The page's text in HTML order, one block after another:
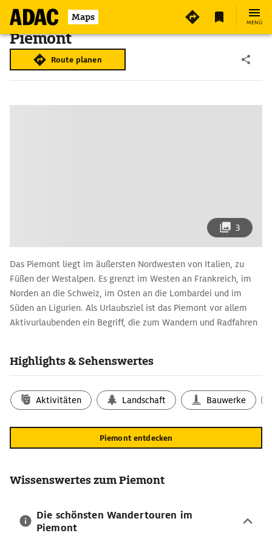
Maps MENÜ
Piemont
Route planen
3
Das Piemont liegt im äußersten Nordwesten von Italien, zu
Füßen der Westalpen. Es grenzt im Westen an Frankreich, im
Norden an die Schweiz, im Osten an die Lombardei und im
Süden an Ligurien. Als Urlaubsziel ist das Piemont vor allem
Aktivurlaubenden ein Begriff, die zum Wandern und Radfahren
anspruchsvollen Bergtouren bis zu Spaziergängen durch die
Hauptstadt Turin mit ihren vielen Highlights und ihren
eleganten Arkaden eingeplant werden. Der Palazzo Reale
gehört wie die anderen Schlösser und Residenzen der Herzöge
von Savoyen zum Weltkulturerbe der UNESCO. Ein guter
Planung.
Auf dem Weg von Turin insSusatalwartet eine der schönsten
Highlights & Sehenswertes
Aktivitäten Landschaft Bauwerke
Piemont entdecken
Wissenswertes zum Piemont
Die schönsten Wandertouren im
Piemont